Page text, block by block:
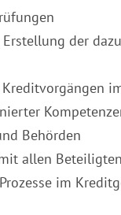
der
Behörden
allen Beteiligten
im